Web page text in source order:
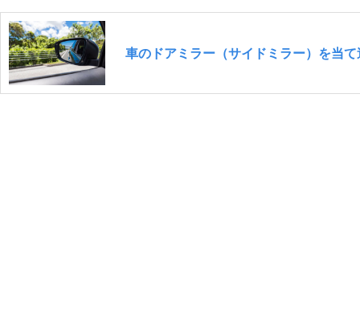
車のドアミラー（サイドミラー）を当